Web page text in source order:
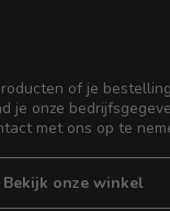
of je
je onze
met ons op te
Bekijk onze winkel